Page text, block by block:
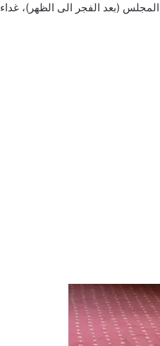
(بعد الفجر الى الظهر)، غداء